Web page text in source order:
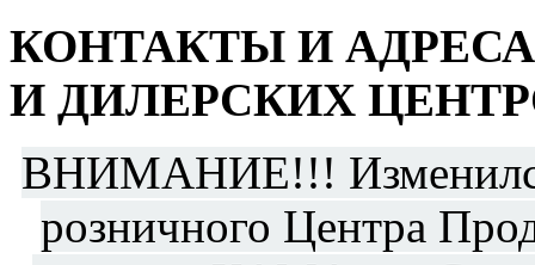
КОНТАКТЫ И
И ДИЛЕРСКИХ
ВНИМАНИЕ!!! Изменился
розничного Центра